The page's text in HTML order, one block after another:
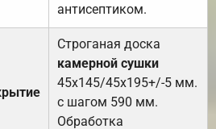
антисептиком.
Строганая доска
камерной сушки
45х145/45х195+/-5 мм.
с шагом 590 мм.
Обработка